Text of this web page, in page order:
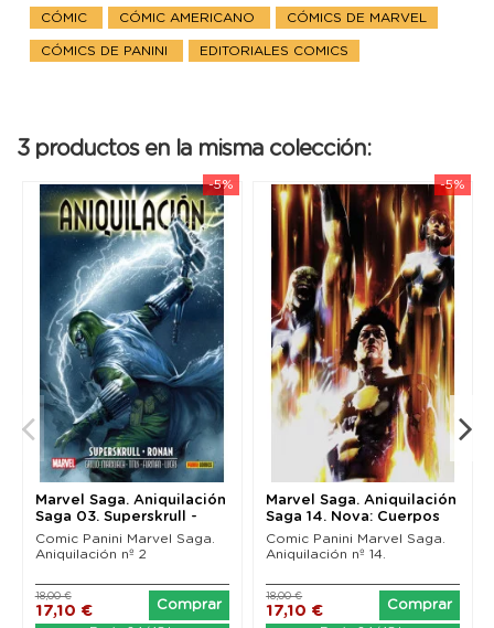
CÓMIC CÓMIC AMERICANO CÓMICS DE MARVEL
CÓMICS DE PANINI EDITORIALES COMICS
3 productos en la misma colección:
-5%
Marvel Saga. Aniquilación
Saga 03. Superskrull -
Ronan
Comic Panini Marvel Saga.
Aniquilación nº 2
17,10 €
18,00 €
Comprar
-5%
Marvel Saga. Aniquilación
Saga 14. Nova: Cuerpos
Nova
Comic Panini Marvel Saga.
Aniquilación nº 14.
17,10 €
18,00 €
Comprar